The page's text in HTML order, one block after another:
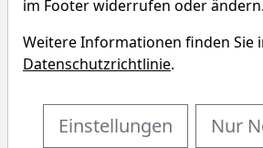
Enova International, Inc. engages
of online financial services. Its
credit accounts, instalment
purchase agreements, credit
im Footer widerrufen oder ändern.
Weitere Informationen finden Sie
Datenschutzrichtlinie.
Einstellungen Nur